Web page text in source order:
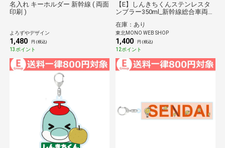
名入れ キーホルダー 新幹線 ( 両面
印刷 )
よろずやデザイン
1,480 円 (税込)
13ポイント
【E】しんきちくんステンレスタ
ンブラー350ml_新幹線総合車両セ
在庫：あり
東北MONO WEB SHOP
1,400 円 (税込)
12ポイント